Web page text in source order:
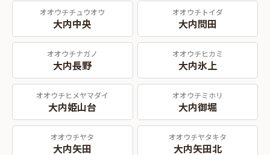
オオウチチュウオウ
大内中央
オオウチトイダ
大内問田
オオウチナガノ
大内長野
オオウチヒカミ
大内氷上
オオウチヒメヤマダイ
大内姫山台
オオウチミホリ
大内御堀
オオウチヤタ
大内矢田
オオウチヤタキタ
大内矢田北